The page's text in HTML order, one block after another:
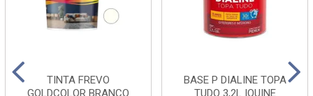
TINTA FREVO
GOLDCOLOR BRANCO
BASE P DIALINE TOPA
TUDO 3,2L IQUINE